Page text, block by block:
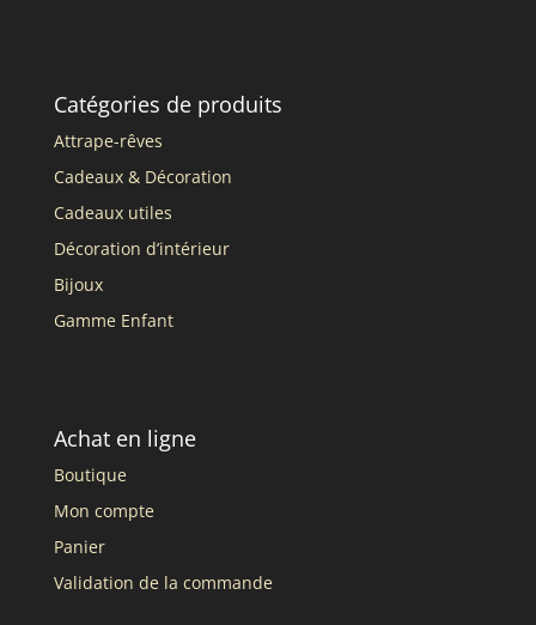
Catégories de produits
Attrape-rêves
Cadeaux & Décoration
Cadeaux utiles
Décoration d’intérieur
Bijoux
Gamme Enfant
Achat en ligne
Boutique
Mon compte
Panier
Validation de la commande